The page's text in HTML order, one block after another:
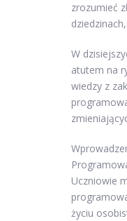
zrozumieć
W
atutem na
wiedzy z
Uczniowie
życiu